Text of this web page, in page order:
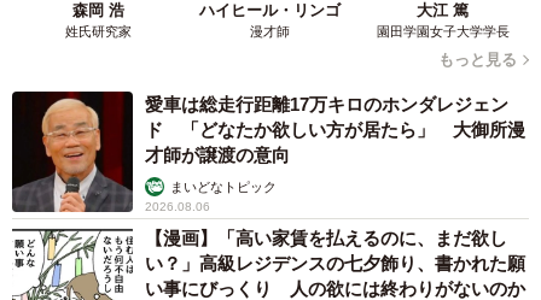
森岡 浩
姓氏研究家
ハイヒール・リンゴ
漫才師
大江 篤
園田学園女子大学学長
もっと見る
愛車は総走行距離17万キロのホンダレジェン
ド 「どなたか欲しい方が居たら」 大御所漫
才師が譲渡の意向
まいどなトピック
2026.08.06
【漫画】「高い家賃を払えるのに、まだ欲し
い？」高級レジデンスの七夕飾り、書かれた願
い事にびっくり 人の欲には終わりがないのか